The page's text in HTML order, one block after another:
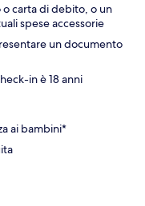
carta di debito, o un
spese accessorie
un documento
in è 18 anni
ai bambini*